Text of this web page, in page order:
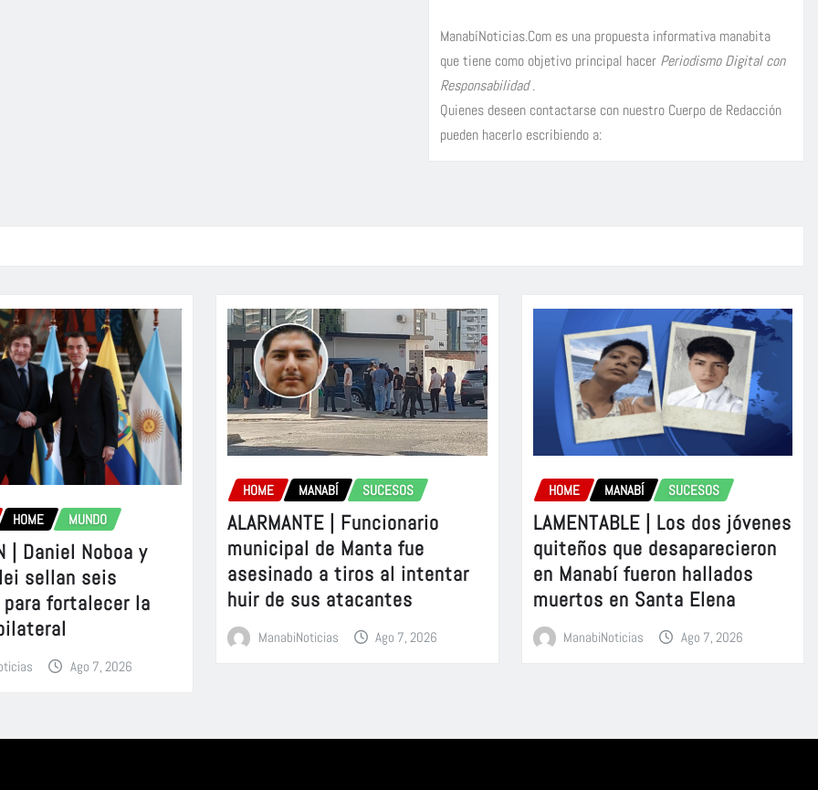
ManabíNoticias.Com es una propuesta informativa manabita
que tiene como objetivo principal hacer Periodismo Digital con
Responsabilidad.
Quienes deseen contactarse con nuestro Cuerpo de Redacción
pueden hacerlo escribiendo a:
HOME MUNDO
| Daniel Noboa y
sellan seis
para fortalecer la
Ago 7, 2026
HOME MANABÍ SUCESOS
ALARMANTE | Funcionario
municipal de Manta fue
asesinado a tiros al intentar
huir de sus atacantes
ManabiNoticias Ago 7, 2026
HOME MANABÍ SUCESOS
LAMENTABLE | Los dos jóvenes
quiteños que desaparecieron
en Manabí fueron hallados
muertos en Santa Elena
ManabiNoticias Ago 7, 2026